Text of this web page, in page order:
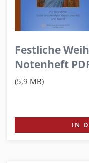
Festliche
Notenheft
(5,9 MB)
IN